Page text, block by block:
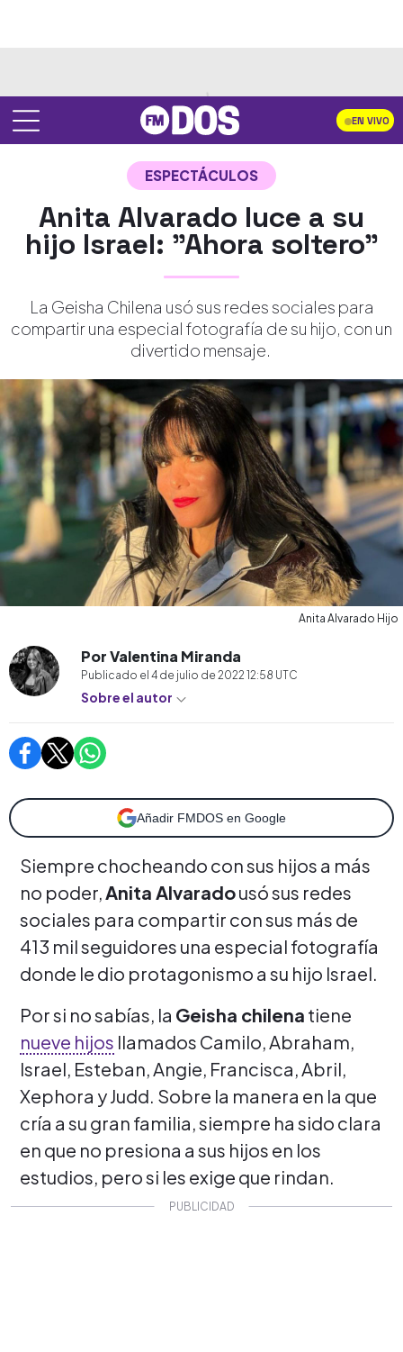
EN VIVO
ESPECTÁCULOS
Anita Alvarado luce a su
hijo Israel: "Ahora soltero"
La Geisha Chilena usó sus redes sociales para
compartir una especial fotografía de su hijo, con un
divertido mensaje.
Anita Alvarado Hijo
Por Valentina Miranda
Publicado el 4 de julio de 2022 12:58 UTC
Sobre el autor
Añadir FMDOS en Google
Siempre chocheando con sus hijos a más
no poder, Anita Alvaradousó sus redes
sociales para compartir con sus más de
413 mil seguidores una especial fotografía
donde le dio protagonismo a su hijo Israel.
Por si no sabías, la Geisha chilena tiene
nueve hijos llamados Camilo, Abraham,
Israel, Esteban, Angie, Francisca, Abril,
Xephora y Judd. Sobre la manera en la que
cría a su gran familia, siempre ha sido clara
en que no presiona a sus hijos en los
estudios, pero si les exige que rindan.